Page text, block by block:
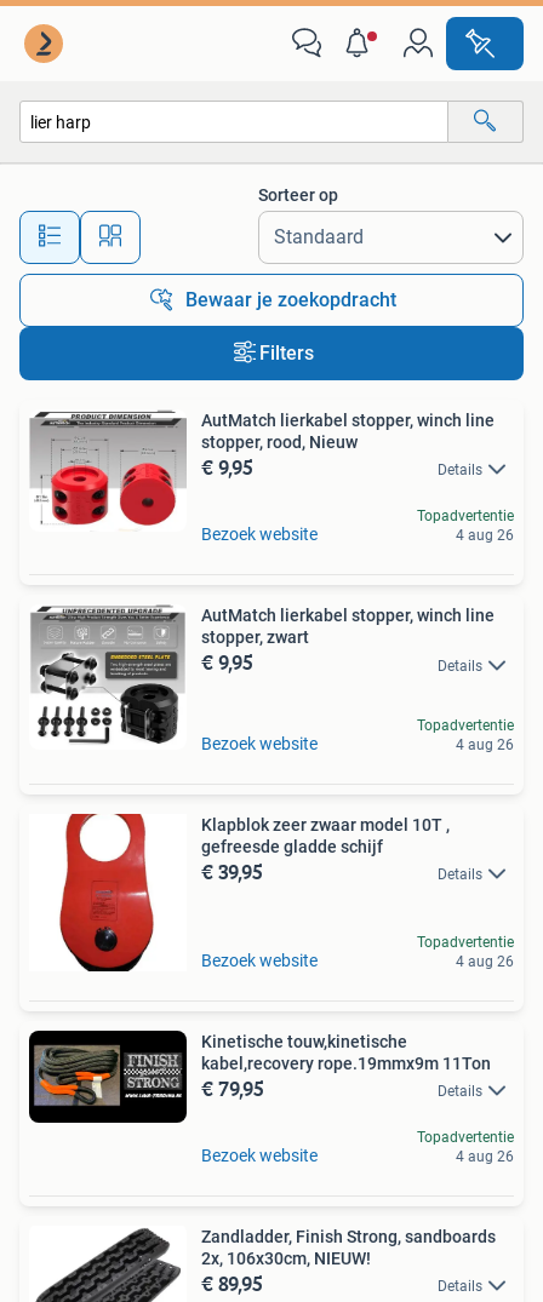
Alle afstanden…
Sorteer op
Bewaar je zoekopdracht
Filters
AutMatch lierkabel stopper, winch line
stopper, rood, Nieuw
€ 9,95 Details
Bezoek website
Topadvertentie
4 aug 26
AutMatch lierkabel stopper, winch line
stopper, zwart
€ 9,95 Details
Bezoek website
Topadvertentie
4 aug 26
Klapblok zeer zwaar model 10T ,
gefreesde gladde schijf
€ 39,95 Details
Bezoek website
Topadvertentie
4 aug 26
Kinetische touw,kinetische
kabel,recovery rope.19mmx9m 11Ton
€ 79,95 Details
Bezoek website
Topadvertentie
4 aug 26
Zandladder, Finish Strong, sandboards
2x, 106x30cm, NIEUW!
€ 89,95 Details